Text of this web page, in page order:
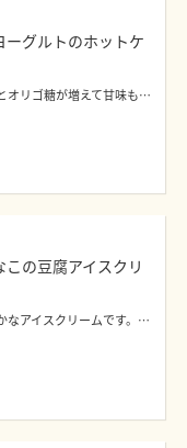
ーグルトのホットケ
バナナは加熱するとオリゴ糖が増えて甘味もアップします。便秘でお悩みの方や、抵抗力...
の豆腐アイスクリ
食べやすくなめらかなアイスクリームです。さっぱりとした口当たりで、食欲がないとき...